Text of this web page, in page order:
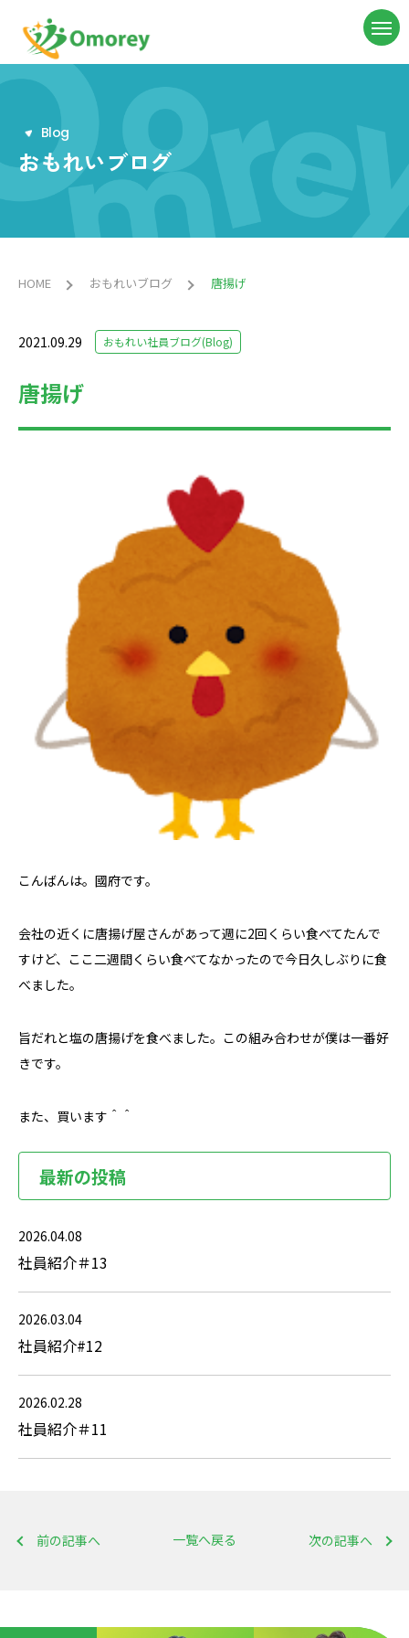
Blog
おもれいブログ
HOME おもれいブログ 唐揚げ
2021.09.29 おもれい社員ブログ(Blog)
唐揚げ
こんばんは。國府です。
会社の近くに唐揚げ屋さんがあって週に2回くらい食べてたんで
すけど、ここ二週間くらい食べてなかったので今日久しぶりに食
べました。
旨だれと塩の唐揚げを食べました。この組み合わせが僕は一番好
きです。
また、買います＾＾
最新の投稿
2026.04.08
社員紹介＃13
2026.03.04
社員紹介#12
2026.02.28
社員紹介＃11
前の記事へ 次の記事へ
一覧へ戻る